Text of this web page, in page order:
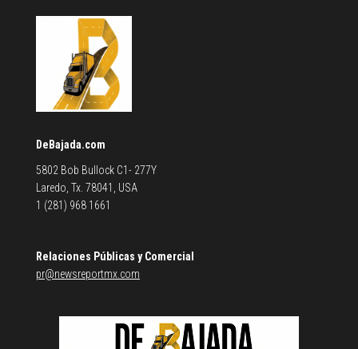
DeBajada.com
5802 Bob Bullock C1- 277Y
Laredo, Tx. 78041, USA
1 (281) 968 1661
Relaciones Públicas y Comercial
pr@newsreportmx.com